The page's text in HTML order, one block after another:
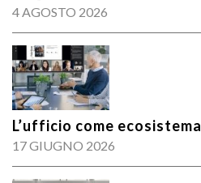
4 AGOSTO 2026
L’ufficio come ecosistema
17 GIUGNO 2026